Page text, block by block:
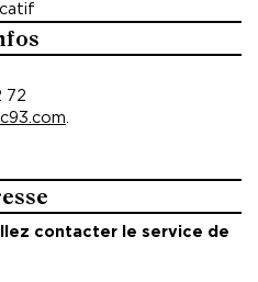
Marion Aubert, Pascale
Plou, Priscilla Telmon, La
72
.
contacter le service de